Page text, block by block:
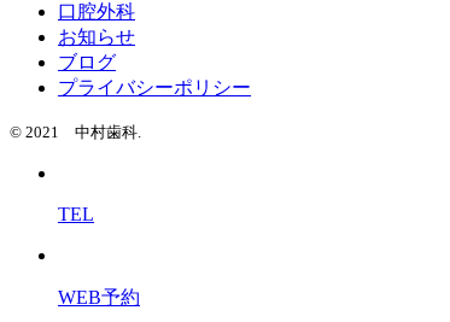
口腔外科
お知らせ
ブログ
プライバシーポリシー
© 2021 中村歯科.
TEL
WEB予約